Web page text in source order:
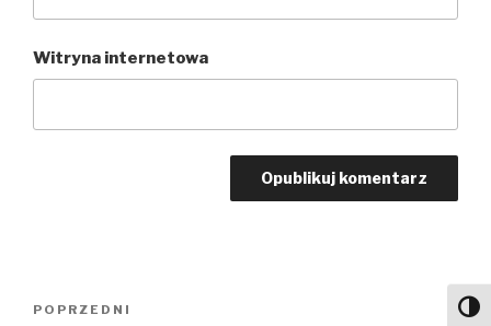
Witryna internetowa
Poprzedni
POPRZEDNI